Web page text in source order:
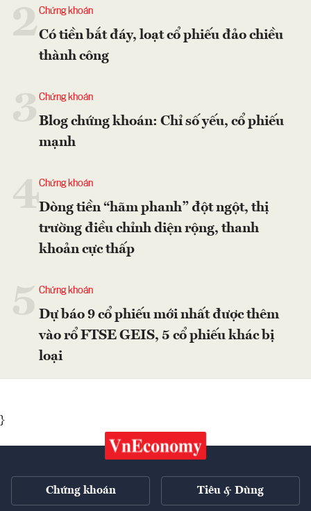
2Chứng khoán
Có tiền bắt đáy, loạt cổ phiếu đảo chiều
thành công
Chứng khoán
Blog chứng khoán: Chỉ số yếu, cổ phiếu
mạnh
4Chứng khoán
Dòng tiền “hãm phanh” đột ngột, thị
trường điều chỉnh diện rộng, thanh
khoản cực thấp
Chứng khoán
Dự báo 9 cổ phiếu mới nhất được thêm
vào rổ FTSE GEIS, 5 cổ phiếu khác bị
loại
}
Chứng khoán Tiêu & Dùng